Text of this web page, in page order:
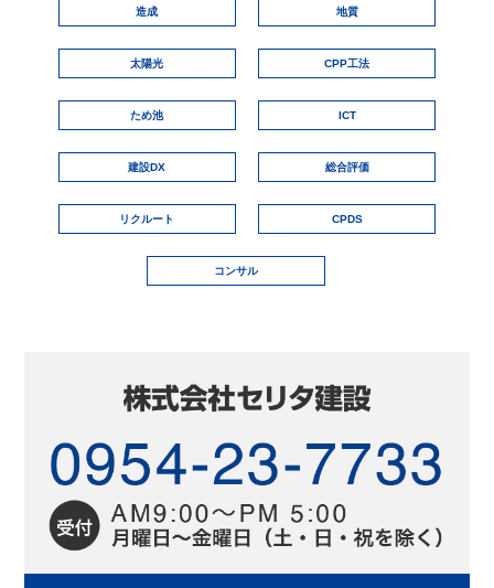
造成 地質
太陽光 CPP工法
ため池 ICT
建設DX 総合評価
リクルート CPDS
コンサル